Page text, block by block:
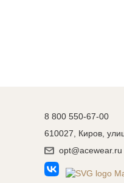
8 800 550-67-00
610027, Киров,
opt@acewear.ru